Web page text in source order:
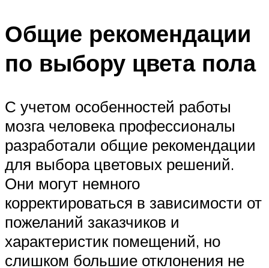
Общие рекомендации
по выбору цвета пола
С учетом особенностей работы
мозга человека профессионалы
разработали общие рекомендации
для выбора цветовых решений.
Они могут немного
корректироваться в зависимости от
пожеланий заказчиков и
характеристик помещений, но
слишком большие отклонения не